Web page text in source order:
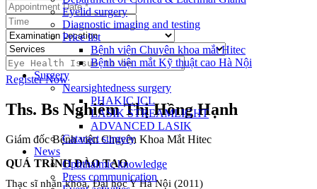
Eyelid surgery
Diagnostic imaging and testing
Price list
Bệnh viện Chuyên khoa mắt Hitec
Bệnh viện mắt Kỹ thuật cao Hà Nội
Surgery
Nearsightedness surgery
PHAKIC ICL
LASIK STREAMLIGHT
ADVANCED LASIK
Cataract surgery
News
Ophthalmic knowledge
Press communication
Register Now
Ths. Bs Nghiêm Thị Hồng Hạnh
Giám đốc Bệnh viện Chuyên Khoa Mắt Hitec
QUÁ TRÌNH ĐÀO TẠO
Thạc sĩ nhãn khoa, Đại học Y Hà Nội (2011)